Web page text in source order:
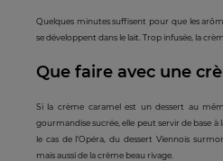
Quelques minutes suffisent pour que les
se développent dans le lait. Trop infusée, la
Que faire avec une
Si la crème caramel est un dessert au
gourmandise sucrée, elle peut servir de base à
le cas de l’Opéra, du dessert Viennois
mais aussi de la crème beau rivage.